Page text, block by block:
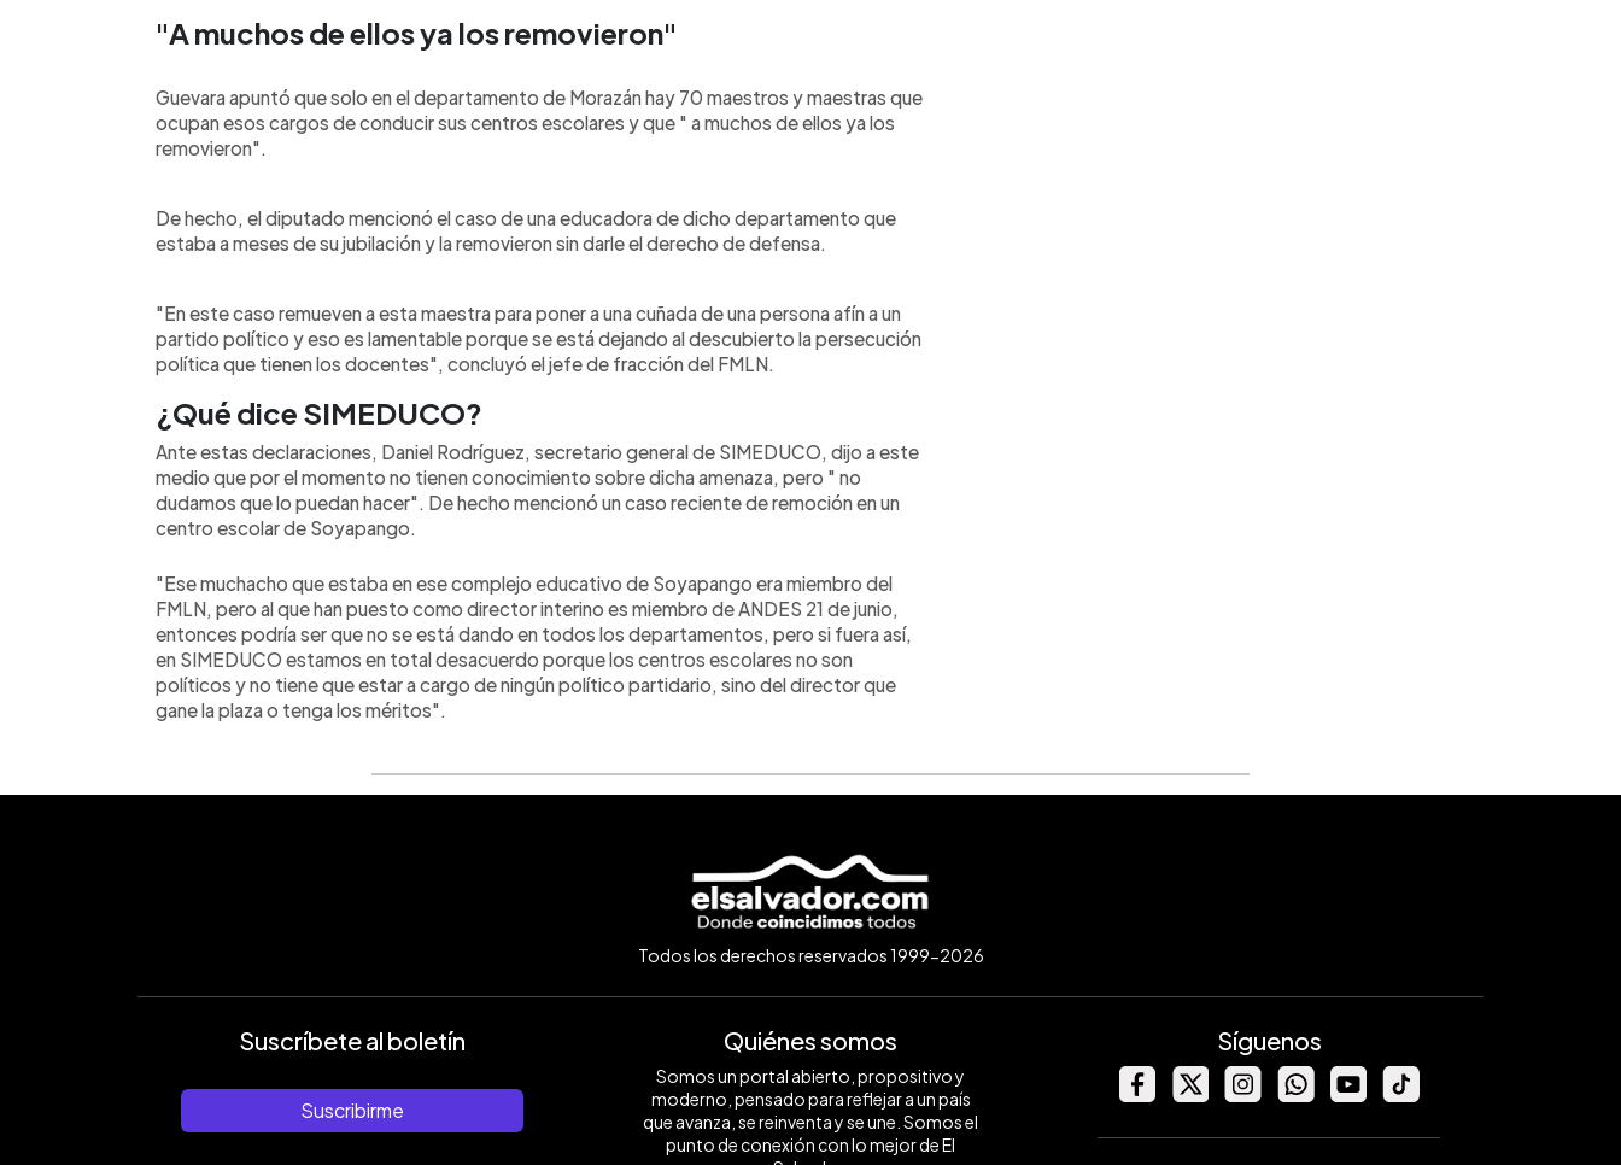
"A muchos de ellos ya los removieron"
Guevara apuntó que solo en el departamento de Morazán hay 70 maestros y maestras que
ocupan esos cargos de conducir sus centros escolares y que " a muchos de ellos ya los
removieron".
De hecho, el diputado mencionó el caso de una educadora de dicho departamento que
estaba a meses de su jubilación y la removieron sin darle el derecho de defensa.
"En este caso remueven a esta maestra para poner a una cuñada de una persona afín a un
partido político y eso es lamentable porque se está dejando al descubierto la persecución
política que tienen los docentes", concluyó el jefe de fracción del FMLN.
¿Qué dice SIMEDUCO?
Ante estas declaraciones, Daniel Rodríguez, secretario general de SIMEDUCO, dijo a este
medio que por el momento no tienen conocimiento sobre dicha amenaza, pero " no
dudamos que lo puedan hacer". De hecho mencionó un caso reciente de remoción en un
centro escolar de Soyapango.
"Ese muchacho que estaba en ese complejo educativo de Soyapango era miembro del
FMLN, pero al que han puesto como director interino es miembro de ANDES 21 de junio,
entonces podría ser que no se está dando en todos los departamentos, pero si fuera así,
en SIMEDUCO estamos en total desacuerdo porque los centros escolares no son
políticos y no tiene que estar a cargo de ningún político partidario, sino del director que
gane la plaza o tenga los méritos".
Todos los derechos reservados 1999-2026
Suscríbete al boletín
Suscribirme
Quiénes somos
Somos un portal abierto, propositivo y
moderno, pensado para reflejar a un país
que avanza, se reinventa y se une. Somos el
punto de conexión con lo mejor de El
Síguenos